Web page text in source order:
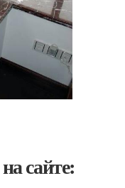
сайте: